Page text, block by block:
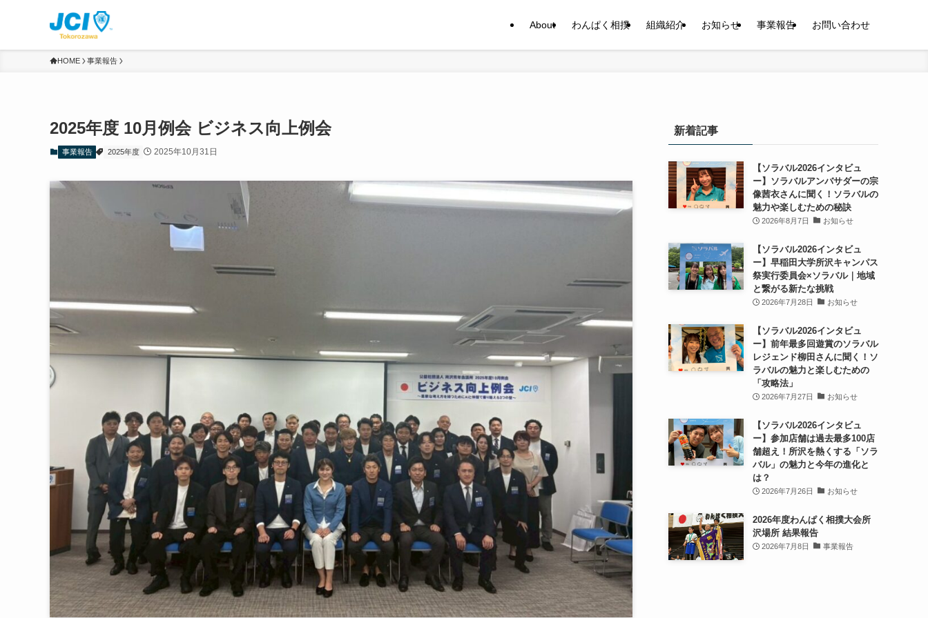
About わんぱく相撲 組織紹介 お知らせ 事業報告 お問い合わせ
HOME 事業報告
2025年度 10月例会 ビジネス向上例会
事業報告 2025年度 2025年10月31日
新着記事
【ソラバル2026インタビュ
ー】ソラバルアンバサダーの宗
像茜衣さんに聞く！ソラバルの
魅力や楽しむための秘訣
2026年8月7日 お知らせ
【ソラバル2026インタビュ
ー】早稲田大学所沢キャンパス
祭実行委員会×ソラバル｜地域
と繋がる新たな挑戦
2026年7月28日 お知らせ
【ソラバル2026インタビュ
ー】前年最多回遊賞のソラバル
レジェンド柳田さんに聞く！ソ
ラバルの魅力と楽しむための
「攻略法」
2026年7月27日 お知らせ
【ソラバル2026インタビュ
ー】参加店舗は過去最多100店
舗超え！所沢を熱くする「ソラ
バル」の魅力と今年の進化と
は？
2026年7月26日 お知らせ
2026年度わんぱく相撲大会所
沢場所 結果報告
2026年7月8日 事業報告